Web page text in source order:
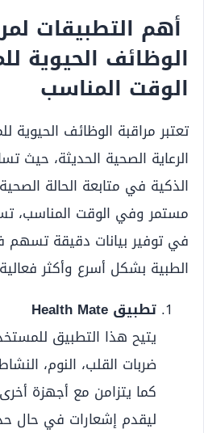
أهم التطبيقات
الوظائف الحيوية
الوقت المناسب
تعتبر مراقبة الوظائف الحيوية
الرعاية الصحية الحديثة، حيث
الذكية في متابعة الحالة
مستمر وفي الوقت المناسب،
في توفير بيانات دقيقة تسهم
الطبية بشكل أسرع وأكثر
تطبيق Health Mate
يتيح هذا التطبيق
ضربات القلب، النوم،
كما يتزامن مع أجهزة
ليقدم إشعارات في حال